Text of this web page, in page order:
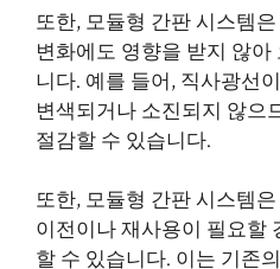
또한, 모듈형 간판 시스템
변화에도 영향을 받지 않
니다. 예를 들어, 직사광선
변색되거나 소진되지 않으
절감할 수 있습니다.
또한, 모듈형 간판 시스템
이전이나 재사용이 필요할
할 수 있습니다. 이는 기존